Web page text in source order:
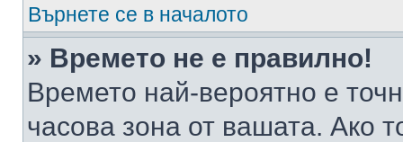
Върнете се в началото
» Времето не е правилно!
Времето най-вероятно е
часова зона от вашата. Ако